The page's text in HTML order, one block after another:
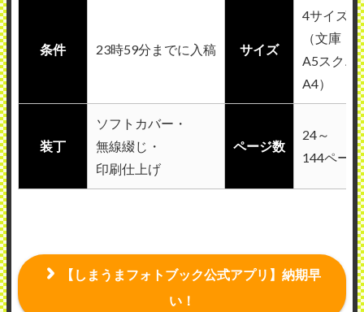
条件 23時59分までに入稿 サイズ
4サイズ
（文庫・
A5スクエ
A4）
装丁
ソフトカバー・
無線綴じ・
印刷仕上げ
ページ数
24～
144ページ
【しまうまフォトブック公式アプリ】納期早
い！